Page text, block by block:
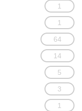
1
1
64
14
5
3
1